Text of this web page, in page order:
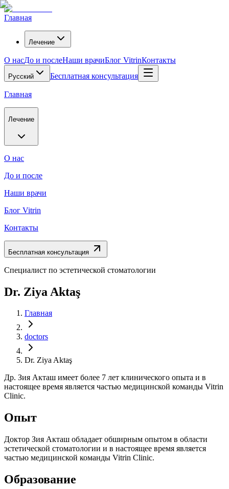
Главная
Лечение
О насДо и послеНаши врачиБлог VitrinКонтакты
Русский Бесплатная консультация
Главная
Лечение
О нас
До и после
Наши врачи
Блог Vitrin
Контакты
Бесплатная консультация
Специалист по эстетической стоматологии
Dr. Ziya Aktaş
Главная
doctors
Dr. Ziya Aktaş
Др. Зия Акташ имеет более 7 лет клинического опыта и в
настоящее время является частью медицинской команды Vitrin
Clinic.
Опыт
Доктор Зия Акташ обладает обширным опытом в области
эстетической стоматологии и в настоящее время является
частью медицинской команды Vitrin Clinic.
Образование